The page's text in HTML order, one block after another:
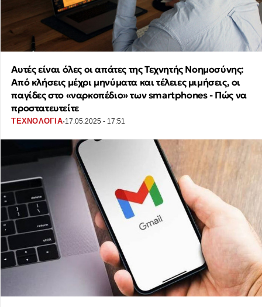
Αυτές είναι όλες οι απάτες της Τεχνητής Νοημοσύνης:
Από κλήσεις μέχρι μηνύματα και τέλειες μιμήσεις, οι
παγίδες στο «ναρκοπέδιο» των smartphones - Πώς να
προστατευτείτε
ΤΕΧΝΟΛΟΓΙΑ·17.05.2025 - 17:51